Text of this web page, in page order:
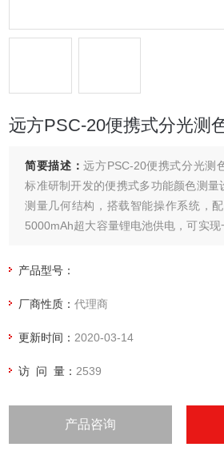
远方PSC-20便携式分光测
简要描述：远方PSC-20便携式分光测
标准研制开发的便携式多功能颜色测
测量几何结构，搭载智能操作系统，
5000mAh超大容量锂电池供电，可实
精准，广泛应用于涂料、纺织、交通，
产品型号：
厂商性质：代理商
更新时间： 2020-03-14
访 问 量： 2539
产品咨询